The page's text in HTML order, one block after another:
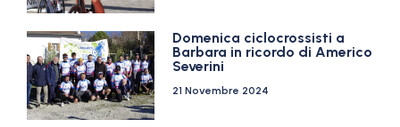
Domenica ciclocrossisti a
Barbara in ricordo di Americo
Severini
21 Novembre 2024